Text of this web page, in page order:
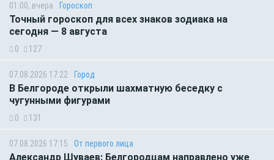
01:00, вчера Гороскоп
Точный гороскоп для всех знаков зодиака на
сегодня — 8 августа
0 127
07.08.2026 17:22 Город
В Белгороде открыли шахматную беседку с
чугунными фигурами
0 131
07.08.2026 17:15 От первого лица
Александр Шуваев: Белгородцам направлено уже